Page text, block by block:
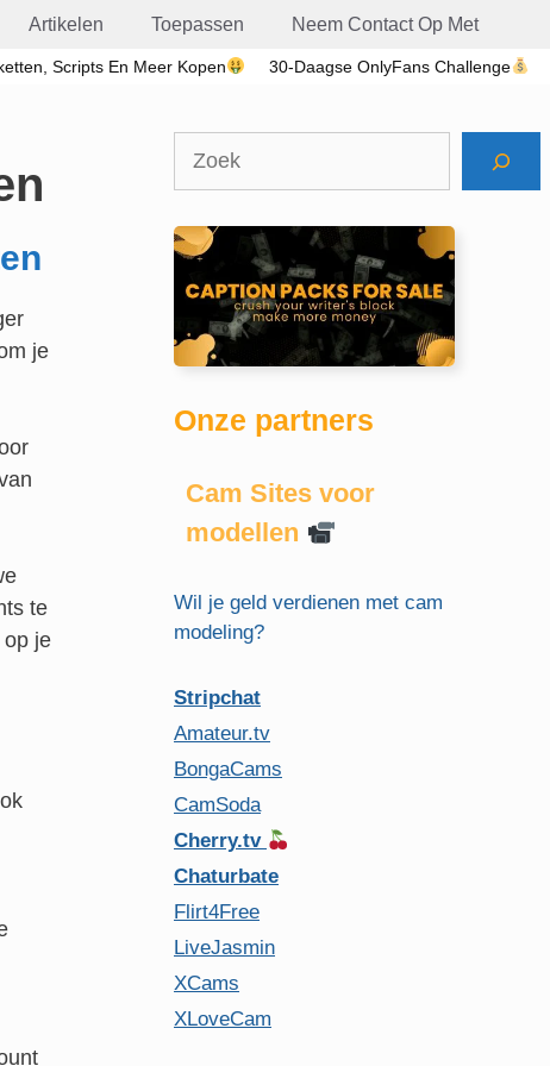
Artikelen Toepassen Neem Contact Op Met
Scripts En Meer Kopen 30-Daagse OnlyFans Challenge
je
te
op je
Onze partners
Cam Sites voor
modellen
Wil je geld verdienen met cam
modeling?
Stripchat
Amateur.tv
BongaCams
CamSoda
Cherry.tv
Chaturbate
Flirt4Free
LiveJasmin
XCams
XLoveCam